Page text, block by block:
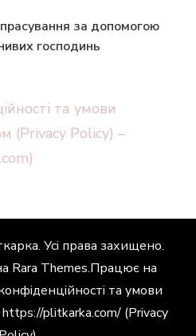
за допомогою
господинь
та умови
(Privacy Policy) –
. Усі права захищено.
Rara Themes.Працює на
та умови
plitkarka.com/ (Privacy